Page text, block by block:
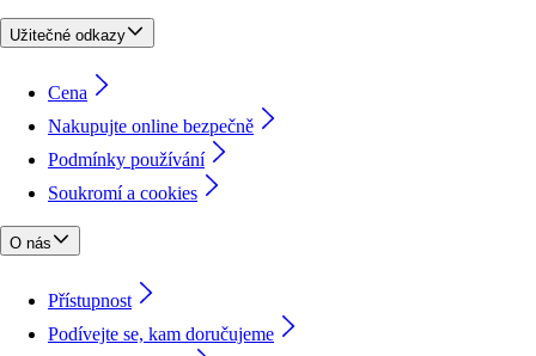
Užitečné odkazy
Cena
Nakupujte online bezpečně
Podmínky používání
Soukromí a cookies
O nás
Přístupnost
Podívejte se, kam doručujeme